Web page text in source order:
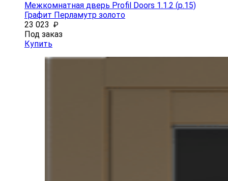
Межкомнатная дверь Profil Doors 1.1.2 (p.15)
Графит Перламутр золото
23 023 ₽
Под заказ
Купить